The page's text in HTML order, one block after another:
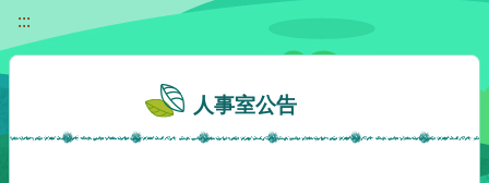
:::
人事室公告